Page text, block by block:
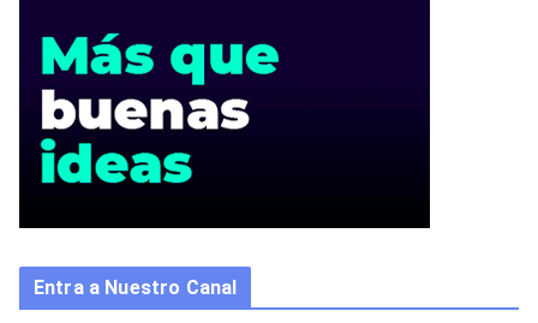
Entra a Nuestro Canal